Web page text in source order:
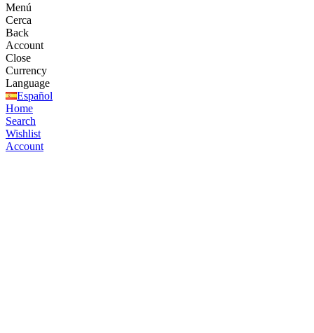
Menú
Cerca
Back
Account
Close
Currency
Language
Español
Home
Search
Wishlist
Account